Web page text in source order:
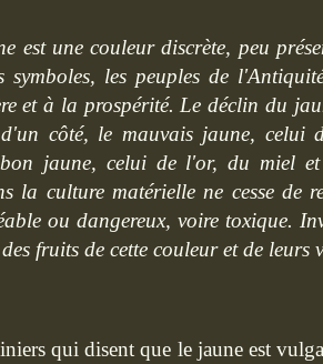
est une couleur discrète, peu
symboles, les peuples de
et à la prospérité. Le déclin du
côté, le mauvais jaune, celui
jaune, celui de l'or, du miel
la culture matérielle ne cesse de
ou dangereux, voire toxique.
fruits de cette couleur et de leurs
qui disent que le jaune est